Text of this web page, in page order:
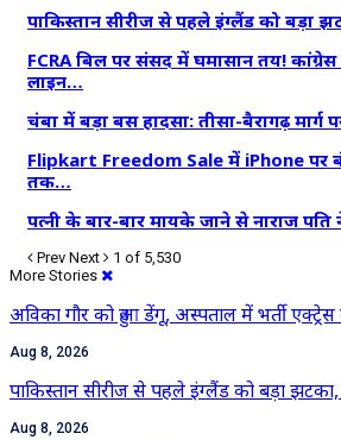
पाकिस्तान सीरीज से पहले इंग्लैंड को बड़ा
FCRA बिल पर संसद में घमासान तय! कांग्रेस
लाइन…
चंबा में बड़ा बस हादसा: तीसा-बैरागढ़ मार्ग
Flipkart Freedom Sale में iPhone पर
तक…
पत्नी के बार-बार मायके जाने से नाराज
Prev Next
1 of 5,530
More Stories
अविका गौर को हुआ डेंगू, अस्पताल में भर्ती
Aug 8, 2026
पाकिस्तान सीरीज से पहले इंग्लैंड को बड़ा
Aug 8, 2026